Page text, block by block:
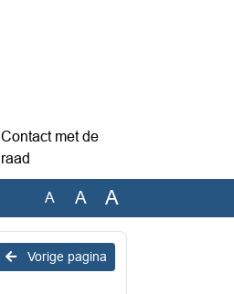
Contact met de
raad
A A A
Vorige pagina